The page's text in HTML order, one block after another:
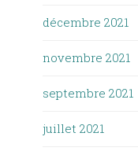
décembre 2021
novembre 2021
septembre 2021
juillet 2021